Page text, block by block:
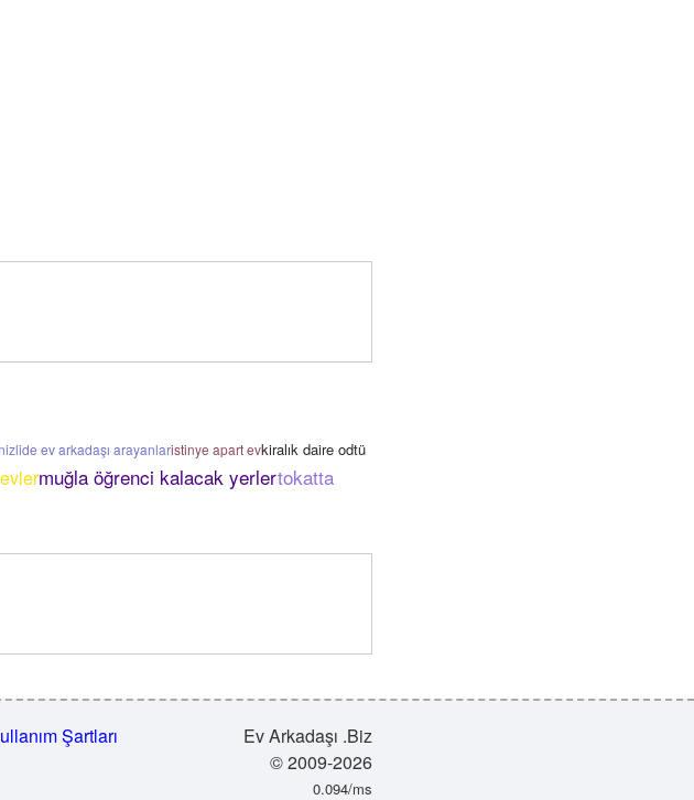
ev arkadaşı arayanlaristinye apart evkiralık daire odtü
muğla öğrenci kalacak yerlertokatta
Şartları
Ev Arkadaşı .Biz
© 2009-2026
0.094/ms